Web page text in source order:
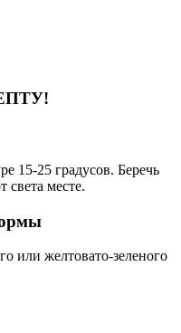
15-25 градусов. Беречь
света месте.
или желтовато-зеленого